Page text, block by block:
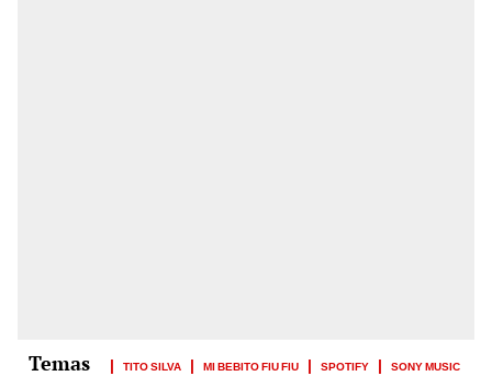
TITO SILVA MI BEBITO FIU FIU SPOTIFY
SONY MUSIC